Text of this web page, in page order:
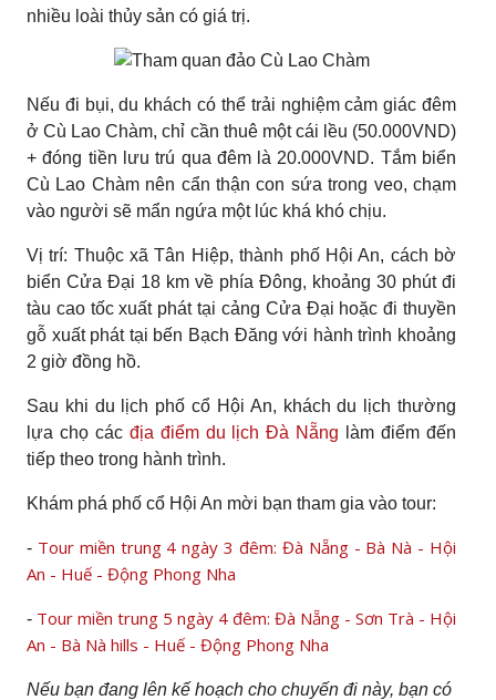
nhiều loài thủy sản có giá trị.
Nếu đi bụi, du khách có thể trải nghiệm cảm giác đêm
ở Cù Lao Chàm, chỉ cần thuê một cái lều (50.000VND)
+ đóng tiền lưu trú qua đêm là 20.000VND. Tắm biển
Cù Lao Chàm nên cẩn thận con sứa trong veo, chạm
vào người sẽ mẩn ngứa một lúc khá khó chịu.
Vị trí: Thuộc xã Tân Hiệp, thành phố Hội An, cách bờ
biển Cửa Đại 18 km về phía Đông, khoảng 30 phút đi
tàu cao tốc xuất phát tại cảng Cửa Đại hoặc đi thuyền
gỗ xuất phát tại bến Bạch Đăng với hành trình khoảng
2 giờ đồng hồ.
Sau khi du lịch phố cổ Hội An, khách du lịch thường
lựa chọ các địa điểm du lịch Đà Nẵng làm điểm đến
tiếp theo trong hành trình.
Khám phá phố cổ Hội An mời bạn tham gia vào tour:
- Tour miền trung 4 ngày 3 đêm: Đà Nẵng - Bà Nà - Hội
An - Huế - Động Phong Nha
- Tour miền trung 5 ngày 4 đêm: Đà Nẵng - Sơn Trà - Hội
An - Bà Nà hills - Huế - Động Phong Nha
Nếu bạn đang lên kế hoạch cho chuyến đi này, bạn có